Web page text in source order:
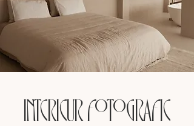
INTERIEUR FOTOGRAFIE